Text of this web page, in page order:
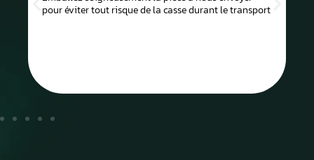
pour éviter tout risque de la casse durant le transport